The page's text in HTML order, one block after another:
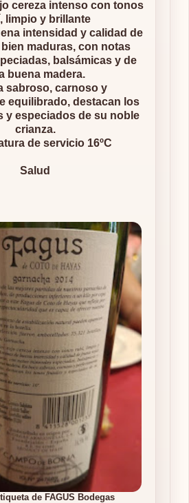
cereza intenso con tonos
limpio y brillante
intensidad y calidad de
maduras, con notas
balsámicas y de
buena madera.
sabroso, carnoso y
equilibrado, destacan los
y especiados de su noble
crianza.
de servicio 16ºC
Salud
de FAGUS Bodegas